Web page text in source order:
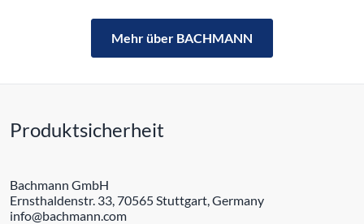
Mehr über BACHMANN
Produktsicherheit
Bachmann GmbH
Ernsthaldenstr. 33, 70565 Stuttgart, Germany
info@bachmann.com